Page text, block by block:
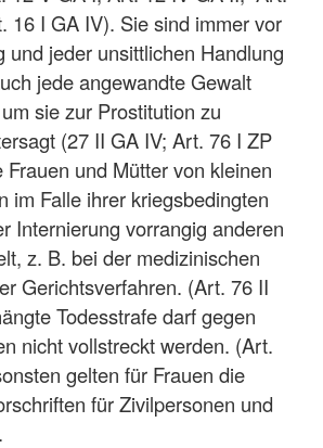
16 I GA IV). Sie sind immer vor
und jeder unsittlichen Handlung
jede angewandte Gewalt
sie zur Prostitution zu
(27 II GA IV; Art. 76 I ZP
Frauen und Mütter von kleinen
im Falle ihrer kriegsbedingten
Internierung vorrangig anderen
z. B. bei der medizinischen
Gerichtsverfahren. (Art. 76 II
Todesstrafe darf gegen
nicht vollstreckt werden. (Art.
gelten für Frauen die
für Zivilpersonen und